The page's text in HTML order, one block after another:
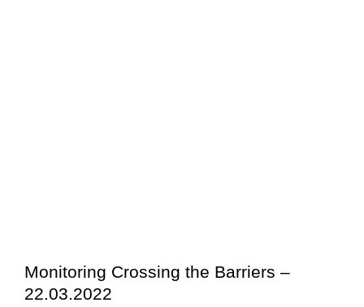
Monitoring Crossing the Barriers –
22.03.2022